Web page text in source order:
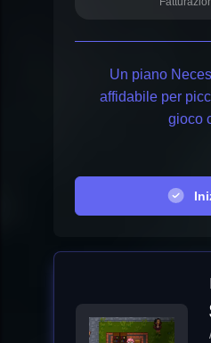
Un piano
affidabile per
gioco